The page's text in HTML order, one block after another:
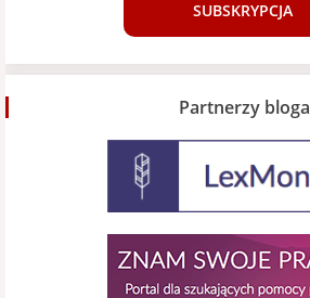
SUBSKRYPCJA
Partnerzy bloga